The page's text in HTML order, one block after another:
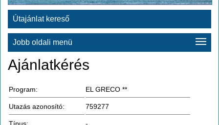
Útajánlat kereső
Jobb oldali menü
Ajánlatkérés
Program: EL GRECO **
Utazás azonosító: 759277